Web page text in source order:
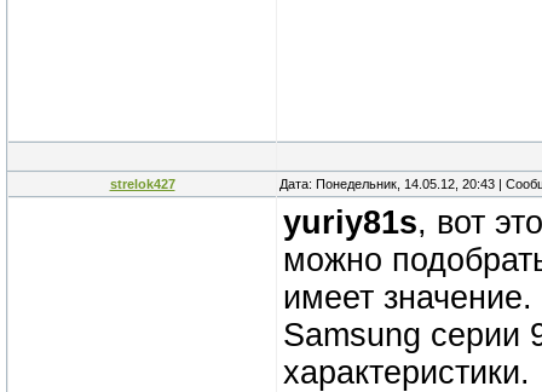
strelok427 Дата: Понедельник, 14.05.12, 20:43 |
yuriy81s, вот
можно
имеет
Samsung серии